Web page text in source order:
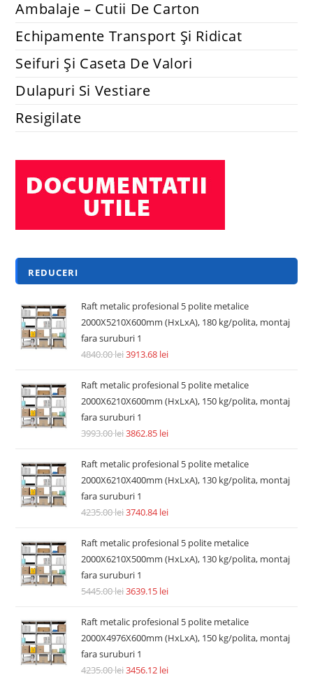
Ambalaje – Cutii De Carton
Echipamente Transport Și Ridicat
Seifuri Și Caseta De Valori
Dulapuri Si Vestiare
Resigilate
REDUCERI
Raft metalic profesional 5 polite metalice
2000X5210X600mm (HxLxA), 180 kg/polita, montaj
fara suruburi 1
4840.00lei3913.68 lei
Raft metalic profesional 5 polite metalice
2000X6210X600mm (HxLxA), 150 kg/polita, montaj
fara suruburi 1
3993.00lei3862.85 lei
Raft metalic profesional 5 polite metalice
2000X6210X400mm (HxLxA), 130 kg/polita, montaj
fara suruburi 1
4235.00lei3740.84lei
Raft metalic profesional 5 polite metalice
2000X6210X500mm (HxLxA), 130 kg/polita, montaj
fara suruburi 1
5445.00lei3639.15 lei
Raft metalic profesional 5 polite metalice
2000X4976X600mm (HxLxA), 150 kg/polita, montaj
fara suruburi 1
4235.00lei3456.12 lei